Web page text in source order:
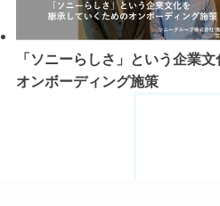
「ソニーらしさ」という企業
オンボーディング施策